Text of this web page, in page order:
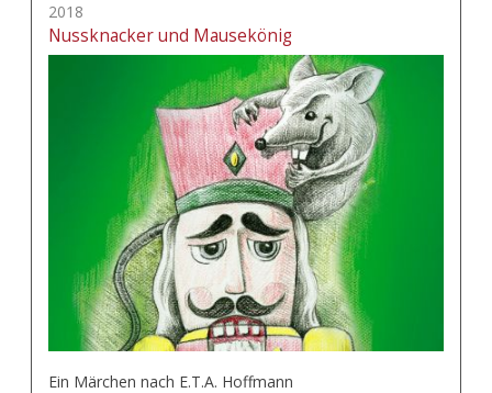
2018
Nussknacker und Mausekönig
Ein Märchen nach E.T.A. Hoffmann